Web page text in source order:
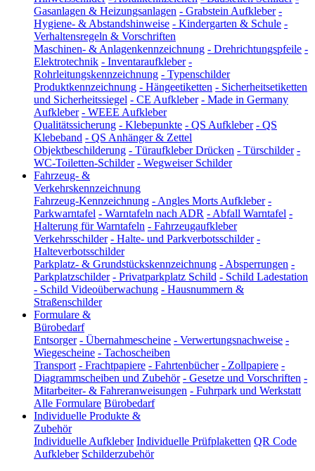
Gasanlagen & Heizungsanlagen - Grabstein Aufkleber -
Hygiene- & Abstandshinweise - Kindergarten & Schule -
Verhaltensregeln & Vorschriften
Maschinen- & Anlagenkennzeichnung - Drehrichtungspfeile -
Elektrotechnik - Inventaraufkleber -
Rohrleitungskennzeichnung - Typenschilder
Produktkennzeichnung - Hängeetiketten - Sicherheitsetiketten
und Sicherheitssiegel - CE Aufkleber - Made in Germany
Aufkleber - WEEE Aufkleber
Qualitätssicherung - Klebepunkte - QS Aufkleber - QS
Klebeband - QS Anhänger & Zettel
Objektbeschilderung - Türaufkleber Drücken - Türschilder -
WC-Toiletten-Schilder - Wegweiser Schilder
Fahrzeug- &
Verkehrskennzeichnung
Fahrzeug-Kennzeichnung - Angles Morts Aufkleber -
Parkwarntafel - Warntafeln nach ADR - Abfall Warntafel -
Halterung für Warntafeln - Fahrzeugaufkleber
Verkehrsschilder - Halte- und Parkverbotsschilder -
Halteverbotsschilder
Parkplatz- & Grundstückskennzeichnung - Absperrungen -
Parkplatzschilder - Privatparkplatz Schild - Schild Ladestation
- Schild Videoüberwachung - Hausnummern &
Straßenschilder
Formulare &
Bürobedarf
Entsorger - Übernahmescheine - Verwertungsnachweise -
Wiegescheine - Tachoscheiben
Transport - Frachtpapiere - Fahrtenbücher - Zollpapiere -
Diagrammscheiben und Zubehör - Gesetze und Vorschriften -
Mitarbeiter- & Fahreranweisungen - Fuhrpark und Werkstatt
Alle Formulare Bürobedarf
Individuelle Produkte &
Zubehör
Individuelle Aufkleber Individuelle Prüfplaketten QR Code
Aufkleber Schilderzubehör